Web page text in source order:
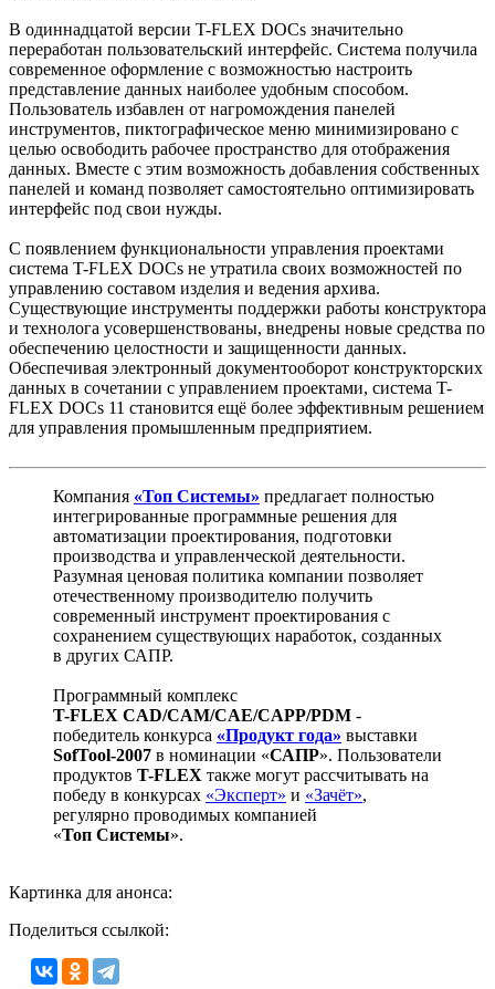
В одиннадцатой версии T-FLEX DOCs значительно
переработан пользовательский интерфейс. Система получила
современное оформление с возможностью настроить
представление данных наиболее удобным способом.
Пользователь избавлен от нагромождения панелей
инструментов, пиктографическое меню минимизировано с
целью освободить рабочее пространство для отображения
данных. Вместе с этим возможность добавления собственных
панелей и команд позволяет самостоятельно оптимизировать
интерфейс под свои нужды.
С появлением функциональности управления проектами
система T-FLEX DOCs не утратила своих возможностей по
управлению составом изделия и ведения архива.
Существующие инструменты поддержки работы конструктора
и технолога усовершенствованы, внедрены новые средства по
обеспечению целостности и защищенности данных.
Обеспечивая электронный документооборот конструкторских
данных в сочетании с управлением проектами, система T-
FLEX DOCs 11 становится ещё более эффективным решением
для управления промышленным предприятием.
Компания «Топ Системы» предлагает полностью
интегрированные программные решения для
автоматизации проектирования, подготовки
производства и управленческой деятельности.
Разумная ценовая политика компании позволяет
отечественному производителю получить
современный инструмент проектирования с
сохранением существующих наработок, созданных
в других САПР.
Программный комплекс
T-FLEX CAD/CAM/CAE/CAPP/PDM -
победитель конкурса «Продукт года» выставки
SofTool-2007 в номинации «САПР». Пользователи
продуктов T-FLEX также могут рассчитывать на
победу в конкурсах «Эксперт» и «Зачёт»,
регулярно проводимых компанией
«Топ Системы».
Картинка для анонса:
Поделиться ссылкой: